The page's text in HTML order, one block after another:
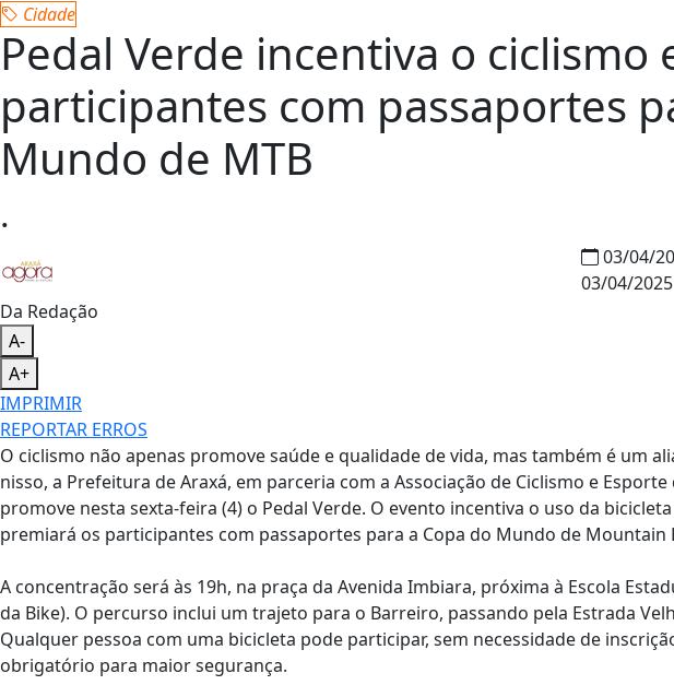
Cidade
Pedal Verde incentiva o ciclismo
participantes com passaportes
Mundo de MTB
.
Da Redação
03/04/
03/04/
A-
A+
IMPRIMIR
REPORTAR ERROS
O ciclismo não apenas promove saúde e qualidade de vida, mas também é um
nisso, a Prefeitura de Araxá, em parceria com a Associação de Ciclismo e Esporte
promove nesta sexta-feira (4) o Pedal Verde. O evento incentiva o uso da
premiará os participantes com passaportes para a Copa do Mundo de Mountain
A concentração será às 19h, na praça da Avenida Imbiara, próxima à Escola
da Bike). O percurso inclui um trajeto para o Barreiro, passando pela Estrada
Qualquer pessoa com uma bicicleta pode participar, sem necessidade de
obrigatório para maior segurança.